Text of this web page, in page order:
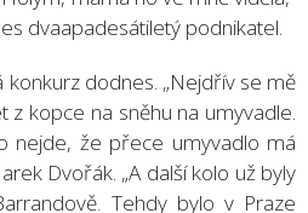
dvaapadesátiletý podnikatel.
konkurz dodnes. „Nejdřív se mě
z kopce na sněhu na umyvadle.
nejde, že přece umyvadlo má
Dvořák. „A další kolo už byly
Tehdy bylo v Praze